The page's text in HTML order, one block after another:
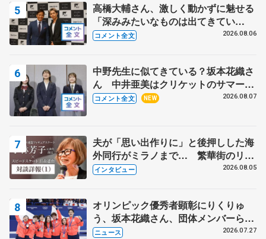
高橋大輔さん、激しく動かずに魅せる
「深みみたいなものは出てきてい
る？」 〝兄さん〟と慕うレジェンド
コメント全文 2026.08.06
中野先生に似てきている？坂本花織さ
ん 中井亜美はクリケットのサマーキ
ャンプに 島田麻央はたくさん試合に
コメント全文 NEW 2026.08.07
夫が「思い出作りに」と後押しした海
外同行がミラノまで… 繁華街のリン
クでは不良のお兄さんも味方に 小林
インタビュー 2026.08.05
オリンピック優秀者顕彰にりくりゅ
う、坂本花織さん、団体メンバーら
8月7日に文科省が表彰式、ブルーノ・
ニュース 2026.07.27